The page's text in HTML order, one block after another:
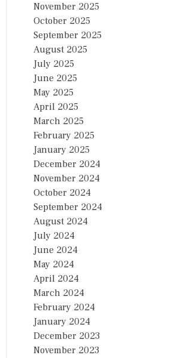
November 2025
October 2025
September 2025
August 2025
July 2025
June 2025
May 2025
April 2025
March 2025
February 2025
January 2025
December 2024
November 2024
October 2024
September 2024
August 2024
July 2024
June 2024
May 2024
April 2024
March 2024
February 2024
January 2024
December 2023
November 2023